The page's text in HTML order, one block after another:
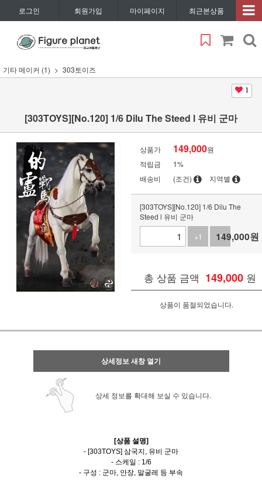
로그인 회원가입 마이페이지 최근본상품
기타 메이커 (1) 303토이즈
1
[303TOYS][No.120] 1/6 Dilu The Steed l 유비 군마
상품가 149,000원
적립금
1%
배송비
(조건) 지역별
[303TOYS][No.120] 1/6 Dilu The
Steed l 유비 군마
+1
-1
149,000원
총 상품 금액 149,000 원
상품이 품절되었습니다.
상세정보 새창 열기
상세 정보를 확대해 보실 수 있습니다.
[상품 설명]
- [303TOYS] 삼국지, 유비 군마
- 스케일 : 1/6
- 구성 : 군마, 안장, 말굴레 등 부속